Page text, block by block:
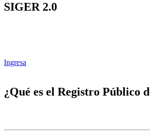
SIGER 2.0
Ingresa
¿Qué es el Registro Público